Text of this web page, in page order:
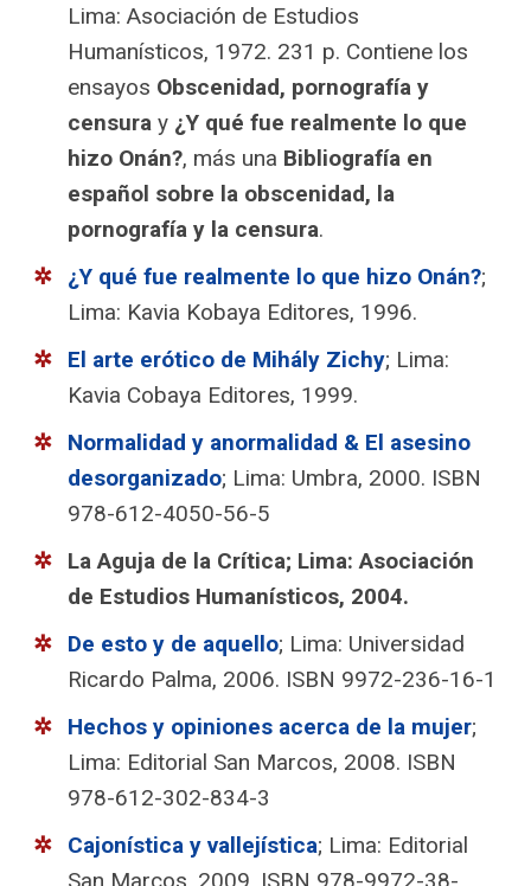
Lima: Asociación de Estudios
Humanísticos, 1972. 231 p. Contiene los
ensayos Obscenidad, pornografía y
censura y ¿Y qué fue realmente lo que
hizo Onán?, más una Bibliografía en
español sobre la obscenidad, la
pornografía y la censura.
¿Y qué fue realmente lo que hizo Onán?;
Lima: Kavia Kobaya Editores, 1996.
El arte erótico de Mihály Zichy; Lima:
Kavia Cobaya Editores, 1999.
Normalidad y anormalidad & El asesino
desorganizado; Lima: Umbra, 2000. ISBN
978-612-4050-56-5
La Aguja de la Crítica; Lima: Asociación
de Estudios Humanísticos, 2004.
De esto y de aquello; Lima: Universidad
Ricardo Palma, 2006. ISBN 9972-236-16-1
Hechos y opiniones acerca de la mujer;
Lima: Editorial San Marcos, 2008. ISBN
978-612-302-834-3
Cajonística y vallejística; Lima: Editorial